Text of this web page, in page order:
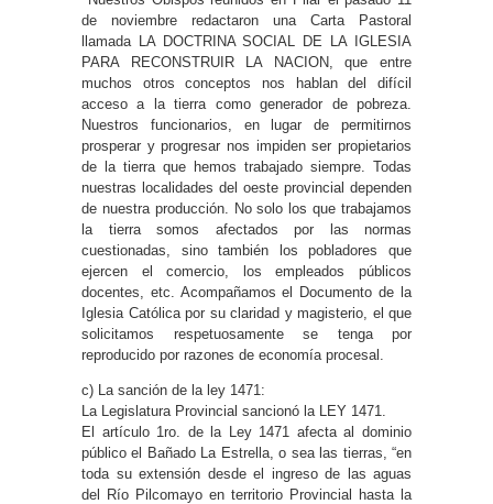
de noviembre redactaron una Carta Pastoral
llamada LA DOCTRINA SOCIAL DE LA IGLESIA
PARA RECONSTRUIR LA NACION, que entre
muchos otros conceptos nos hablan del difícil
acceso a la tierra como generador de pobreza.
Nuestros funcionarios, en lugar de permitirnos
prosperar y progresar nos impiden ser propietarios
de la tierra que hemos trabajado siempre. Todas
nuestras localidades del oeste provincial dependen
de nuestra producción. No solo los que trabajamos
la tierra somos afectados por las normas
cuestionadas, sino también los pobladores que
ejercen el comercio, los empleados públicos
docentes, etc. Acompañamos el Documento de la
Iglesia Católica por su claridad y magisterio, el que
solicitamos respetuosamente se tenga por
reproducido por razones de economía procesal.
c) La sanción de la ley 1471:
La Legislatura Provincial sancionó la LEY 1471.
El artículo 1ro. de la Ley 1471 afecta al dominio
público el Bañado La Estrella, o sea las tierras, “en
toda su extensión desde el ingreso de las aguas
del Río Pilcomayo en territorio Provincial hasta la